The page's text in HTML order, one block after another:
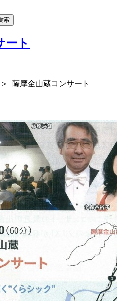
＞ 薩摩金山蔵コンサート